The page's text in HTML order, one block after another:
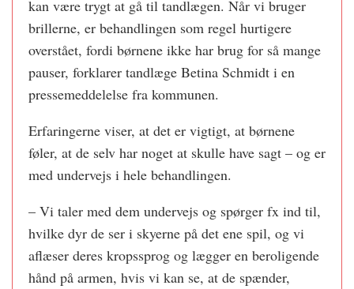
kan være trygt at gå til tandlægen. Når vi bruger
brillerne, er behandlingen som regel hurtigere
overstået, fordi børnene ikke har brug for så mange
pauser, forklarer tandlæge Betina Schmidt i en
pressemeddelelse fra kommunen.
Erfaringerne viser, at det er vigtigt, at børnene
føler, at de selv har noget at skulle have sagt – og er
med undervejs i hele behandlingen.
– Vi taler med dem undervejs og spørger fx ind til,
hvilke dyr de ser i skyerne på det ene spil, og vi
aflæser deres kropssprog og lægger en beroligende
hånd på armen, hvis vi kan se, at de spænder,